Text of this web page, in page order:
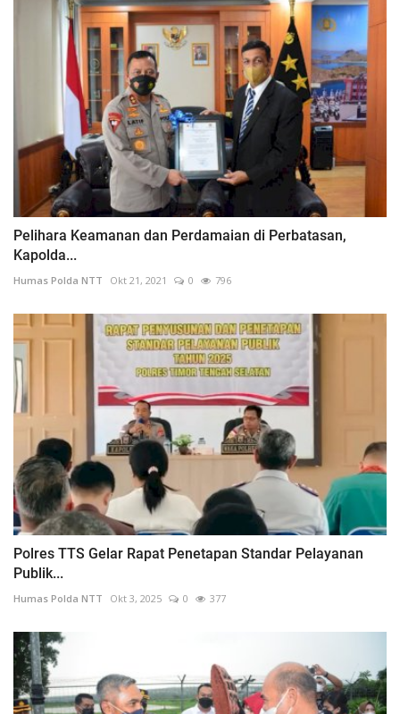
Pelihara Keamanan dan Perdamaian di Perbatasan,
Kapolda...
Humas Polda NTT Okt 21, 2021 0 796
Polres TTS Gelar Rapat Penetapan Standar Pelayanan
Publik...
Humas Polda NTT Okt 3, 2025 0 377